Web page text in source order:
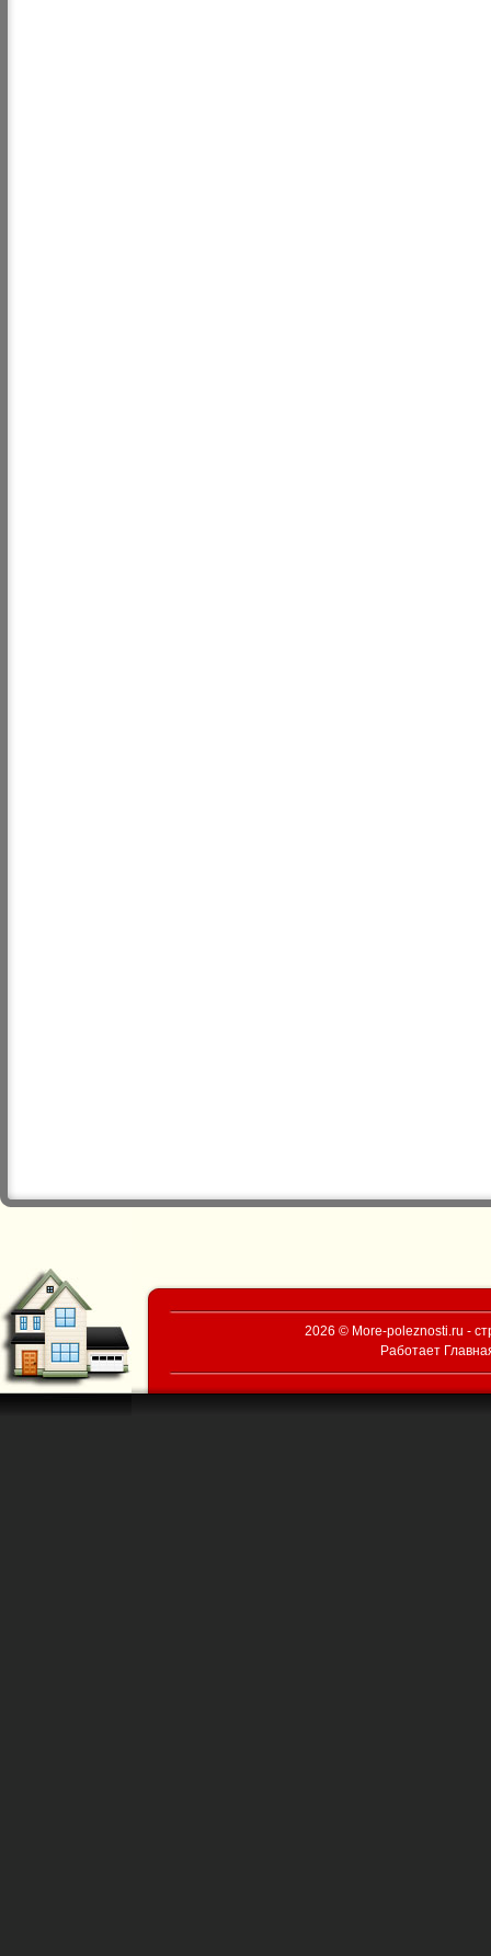
2026 © More-poleznosti.ru -
Работает